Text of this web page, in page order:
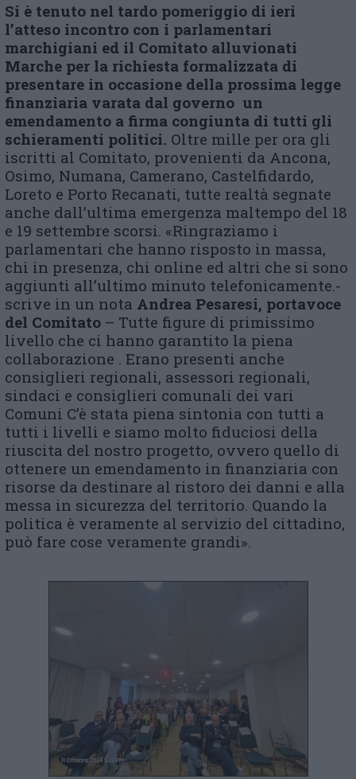
Si è tenuto nel tardo pomeriggio di ieri
l’atteso incontro con i parlamentari
marchigiani ed il Comitato alluvionati
Marche per la richiesta formalizzata di
presentare in occasione della prossima legge
finanziaria varata dal governo un
emendamento a firma congiunta di tutti gli
schieramenti politici. Oltre mille per ora gli
iscritti al Comitato, provenienti da Ancona,
Osimo, Numana, Camerano, Castelfidardo,
Loreto e Porto Recanati, tutte realtà segnate
anche dall’ultima emergenza maltempo del 18
e 19 settembre scorsi. «Ringraziamo i
parlamentari che hanno risposto in massa,
chi in presenza, chi online ed altri che si sono
aggiunti all’ultimo minuto telefonicamente.-
scrive in un nota Andrea Pesaresi, portavoce
del Comitato – Tutte figure di primissimo
livello che ci hanno garantito la piena
collaborazione . Erano presenti anche
consiglieri regionali, assessori regionali,
sindaci e consiglieri comunali dei vari
Comuni C’è stata piena sintonia con tutti a
tutti i livelli e siamo molto fiduciosi della
riuscita del nostro progetto, ovvero quello di
ottenere un emendamento in finanziaria con
risorse da destinare al ristoro dei danni e alla
messa in sicurezza del territorio. Quando la
politica è veramente al servizio del cittadino,
può fare cose veramente grandi».